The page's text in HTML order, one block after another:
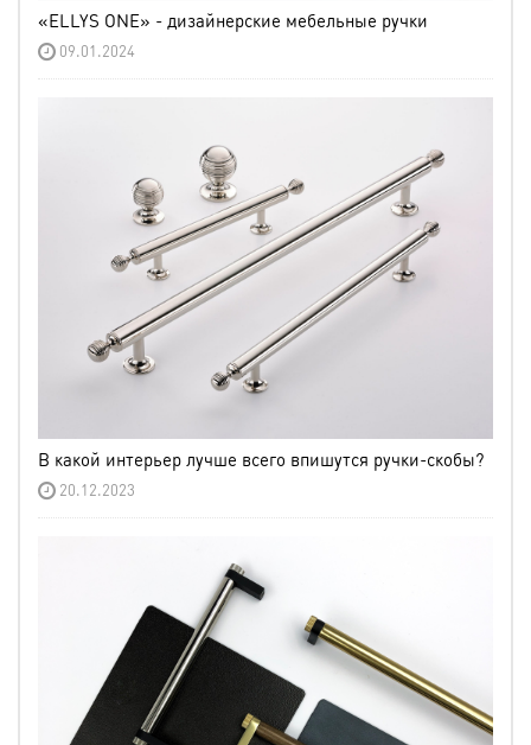
«ELLYS ONE» - дизайнерские мебельные ручки
09.01.2024
В какой интерьер лучше всего впишутся ручки-скобы?
20.12.2023